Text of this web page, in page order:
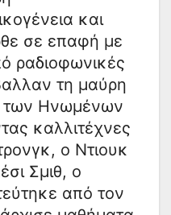
και
σε επαφή με
ραδιοφωνικές
τη μαύρη
των Ηνωμένων
καλλιτέχνες
ο Ντιουκ
Σμιθ, ο
από τον